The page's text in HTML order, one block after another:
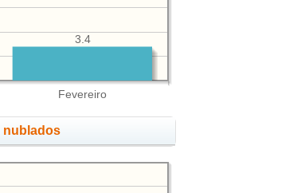
Fevereiro
3.4
nublados